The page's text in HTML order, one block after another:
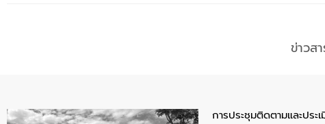
ข่าวส
การประชุมติดตามและปร